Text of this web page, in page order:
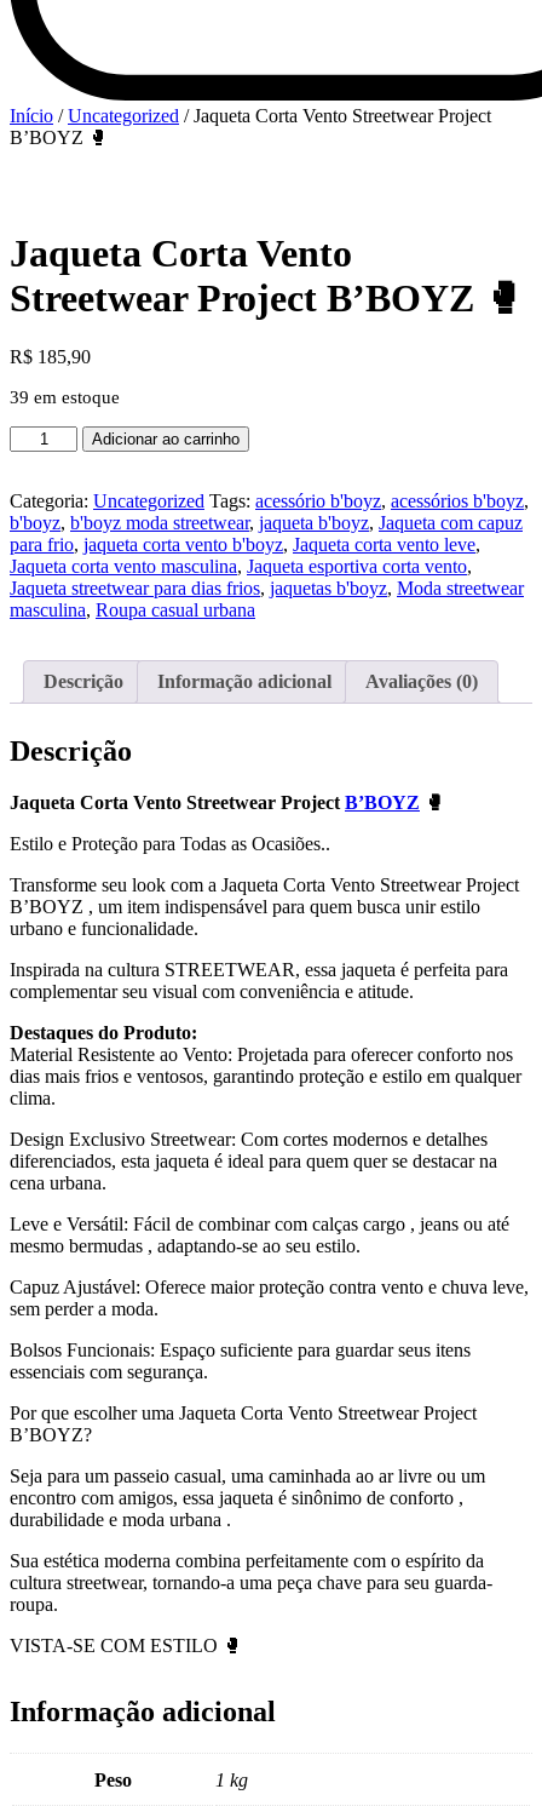
Início /Uncategorized / Jaqueta Corta Vento Streetwear Project
B’BOYZ 🥊
Jaqueta Corta Vento
Streetwear Project B’BOYZ 🥊
R$ 185,90
39 em estoque
Jaqueta
Corta
Streetwear
Project
B'BOYZ
🥊
quantidade
Adicionar ao carrinho
Categoria: Uncategorized Tags: acessório b'boyz, acessórios b'boyz,
b'boyz, b'boyz moda streetwear, jaqueta b'boyz, Jaqueta com capuz
para frio, jaqueta corta vento b'boyz, Jaqueta corta vento leve,
Jaqueta corta vento masculina, Jaqueta esportiva corta vento,
Jaqueta streetwear para dias frios, jaquetas b'boyz, Moda streetwear
masculina, Roupa casual urbana
Descrição Informação adicional Avaliações (0)
Descrição
Jaqueta Corta Vento Streetwear Project B’BOYZ 🥊
Estilo e Proteção para Todas as Ocasiões..
Transforme seu look com a Jaqueta Corta Vento Streetwear Project
B’BOYZ , um item indispensável para quem busca unir estilo
urbano e funcionalidade.
Inspirada na cultura STREETWEAR, essa jaqueta é perfeita para
complementar seu visual com conveniência e atitude.
Destaques do Produto:
Material Resistente ao Vento: Projetada para oferecer conforto nos
dias mais frios e ventosos, garantindo proteção e estilo em qualquer
clima.
Design Exclusivo Streetwear: Com cortes modernos e detalhes
diferenciados, esta jaqueta é ideal para quem quer se destacar na
cena urbana.
Leve e Versátil: Fácil de combinar com calças cargo , jeans ou até
mesmo bermudas , adaptando-se ao seu estilo.
Capuz Ajustável: Oferece maior proteção contra vento e chuva leve,
sem perder a moda.
Bolsos Funcionais: Espaço suficiente para guardar seus itens
essenciais com segurança.
Por que escolher uma Jaqueta Corta Vento Streetwear Project
B’BOYZ?
Seja para um passeio casual, uma caminhada ao ar livre ou um
encontro com amigos, essa jaqueta é sinônimo de conforto ,
durabilidade e moda urbana .
Sua estética moderna combina perfeitamente com o espírito da
cultura streetwear, tornando-a uma peça chave para seu guarda-
roupa.
VISTA-SE COM ESTILO 🥊
Informação adicional
Peso 1 kg